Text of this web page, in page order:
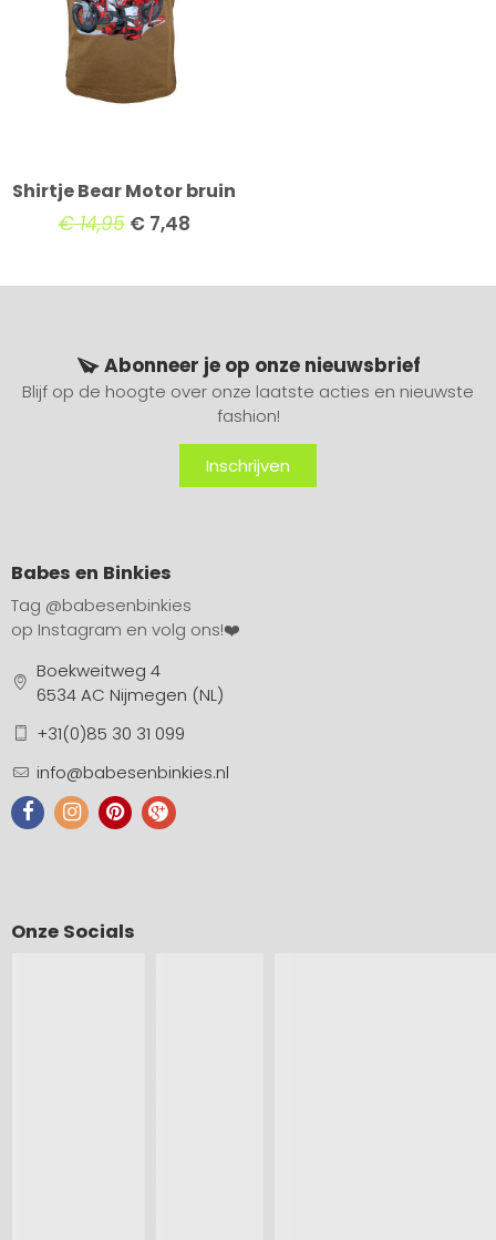
Shirtje Bear Motor bruin
€14,95 €7,48
Abonneer je op onze nieuwsbrief
Blijf op de hoogte over onze laatste acties en nieuwste
fashion!
Inschrijven
Babes en Binkies
Tag @babesenbinkies
op Instagram en volg ons!❤️
Boekweitweg 4
6534 AC Nijmegen (NL)
+31(0)85 30 31 099
info@babesenbinkies.nl
Onze Socials